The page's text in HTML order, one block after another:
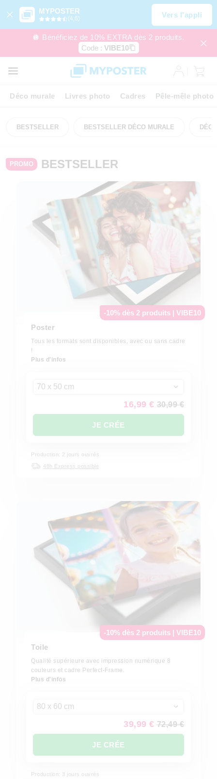
MYPOSTER
(4,6) Vers l’appli
🪩 Bénéficiez de 10% EXTRA dès 2 produits.
Code : VIBE10
Déco murale Livres photo Cadres Pêle-mêle photo
BESTSELLER BESTSELLER DÉCO MURALE
PROMO BESTSELLER
-10% dès 2 produits | VIBE10
Poster
Tous les formats sont disponibles, avec ou sans cadre
!
Plus d'infos
70 x 50 cm
16,99 € 30,99 €
JE CRÉE
Production: 2 jours ouvrés
48h Express possible
-10% dès 2 produits | VIBE10
Toile
Qualité supérieure avec impression numérique 8
couleurs et cadre Perfect-Frame.
Plus d'infos
80 x 60 cm
39,99 € 72,49 €
JE CRÉE
Production: 3 jours ouvrés